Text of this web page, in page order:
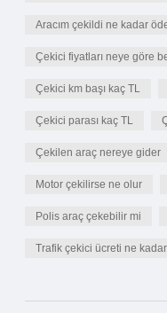
Aracım çekildi ne kadar
Çekici fiyatları neye göre
Çekici km başı kaç TL
Çekici parası kaç TL
Çekilen araç nereye gider
Motor çekilirse ne olur
Polis araç çekebilir mi
Trafik çekici ücreti ne